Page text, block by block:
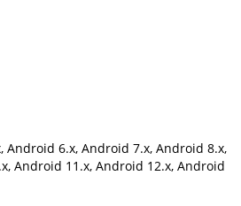
Android 6.x, Android 7.x, Android 8.x,
Android 11.x, Android 12.x, Android